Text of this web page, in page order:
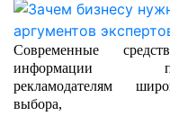
Современные
информации
рекламодателям
выбора,